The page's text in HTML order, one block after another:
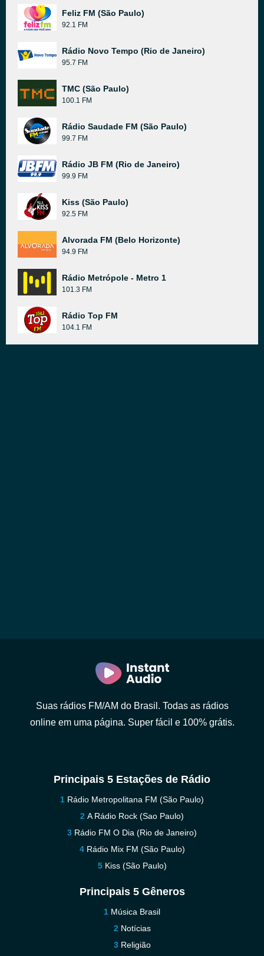
Feliz FM (São Paulo)
92.1 FM
Rádio Novo Tempo (Rio de Janeiro)
95.7 FM
TMC (São Paulo)
100.1 FM
Rádio Saudade FM (São Paulo)
99.7 FM
Rádio JB FM (Rio de Janeiro)
99.9 FM
Kiss (São Paulo)
92.5 FM
Alvorada FM (Belo Horizonte)
94.9 FM
Rádio Metrópole - Metro 1
101.3 FM
Rádio Top FM
104.1 FM
Suas rádios FM/AM do Brasil. Todas as rádios
online em uma página. Super fácil e 100% grátis.
Principais 5 Estações de Rádio
Rádio Metropolitana FM (São Paulo)
A Rádio Rock (Sao Paulo)
Rádio FM O Dia (Rio de Janeiro)
Rádio Mix FM (São Paulo)
Kiss (São Paulo)
Principais 5 Gêneros
Música Brasil
Notícias
Religião